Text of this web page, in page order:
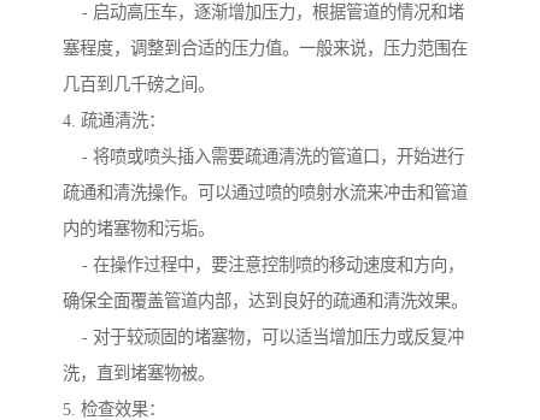
- 启动高压车，逐渐增加压力，根据管道的情况和堵
塞程度，调整到合适的压力值。一般来说，压力范围在
几百到几千磅之间。
4. 疏通清洗：
- 将喷或喷头插入需要疏通清洗的管道口，开始进行
疏通和清洗操作。可以通过喷的喷射水流来冲击和管道
内的堵塞物和污垢。
- 在操作过程中，要注意控制喷的移动速度和方向，
确保全面覆盖管道内部，达到良好的疏通和清洗效果。
- 对于较顽固的堵塞物，可以适当增加压力或反复冲
洗，直到堵塞物被。
5. 检查效果：